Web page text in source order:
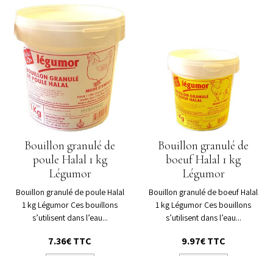
Bouillon granulé de
poule Halal 1 kg
Légumor
Bouillon granulé de poule Halal
1 kg Légumor Ces bouillons
s’utilisent dans l’eau...
7.36€ TTC
Bouillon granulé de
boeuf Halal 1 kg
Légumor
Bouillon granulé de boeuf Halal
1 kg Légumor Ces bouillons
s’utilisent dans l’eau...
9.97€ TTC